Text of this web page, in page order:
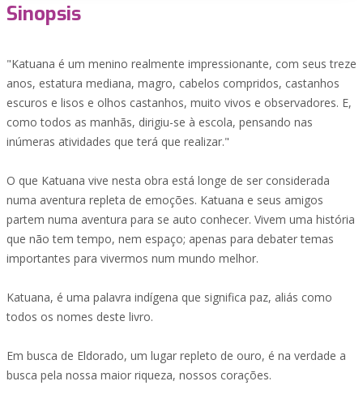
Sinopsis
"Katuana é um menino realmente impressionante, com seus treze
anos, estatura mediana, magro, cabelos compridos, castanhos
escuros e lisos e olhos castanhos, muito vivos e observadores. E,
como todos as manhãs, dirigiu-se à escola, pensando nas
inúmeras atividades que terá que realizar."
O que Katuana vive nesta obra está longe de ser considerada
numa aventura repleta de emoções. Katuana e seus amigos
partem numa aventura para se auto conhecer. Vivem uma história
que não tem tempo, nem espaço; apenas para debater temas
importantes para vivermos num mundo melhor.
Katuana, é uma palavra indígena que significa paz, aliás como
todos os nomes deste livro.
Em busca de Eldorado, um lugar repleto de ouro, é na verdade a
busca pela nossa maior riqueza, nossos corações.